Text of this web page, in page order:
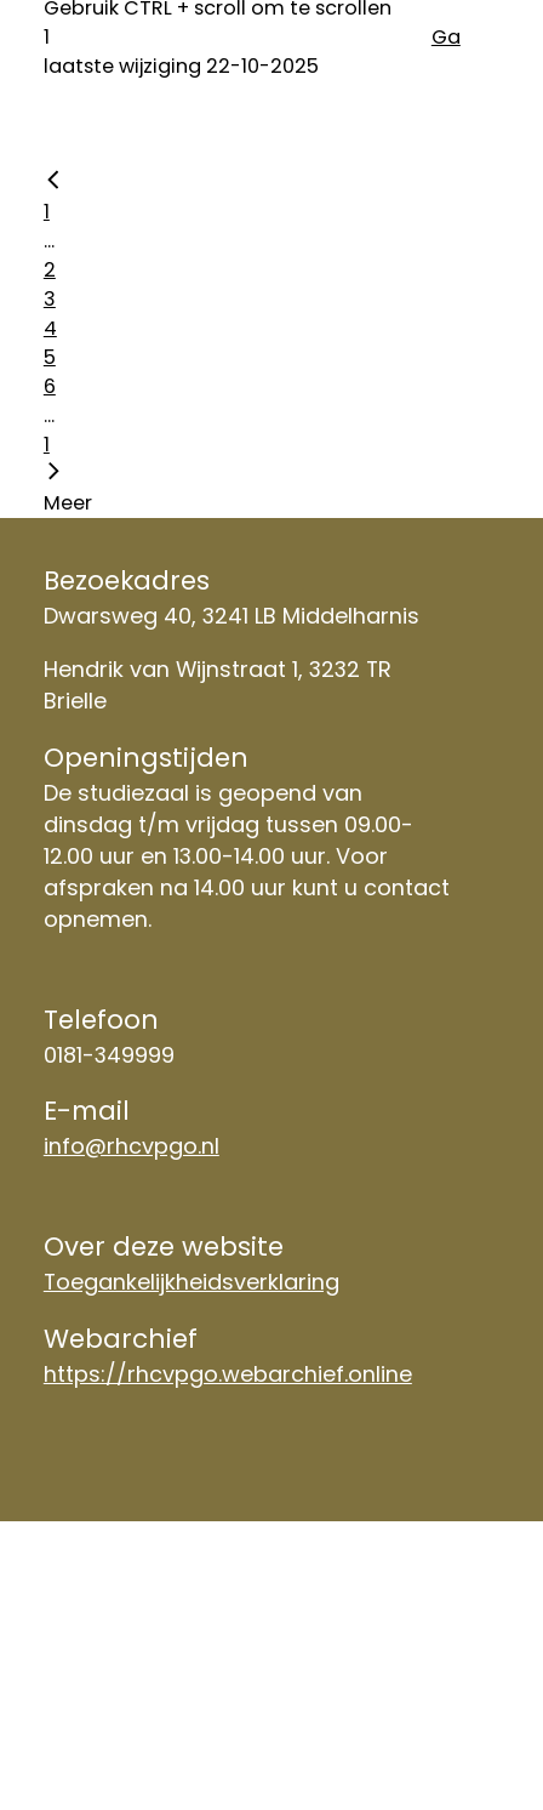
Gebruik CTRL + scroll om te scrollen
Ga
laatste wijziging 22-10-2025
1
...
2
3
4
5
6
...
1
Meer
Bezoekadres
Dwarsweg 40, 3241 LB Middelharnis
Hendrik van Wijnstraat 1, 3232 TR
Brielle
Openingstijden
De studiezaal is geopend van
dinsdag t/m vrijdag tussen 09.00-
12.00 uur en 13.00-14.00 uur. Voor
afspraken na 14.00 uur kunt u contact
opnemen.
Telefoon
0181-349999
E-mail
info@rhcvpgo.nl
Over deze website
Toegankelijkheidsverklaring
Webarchief
https://rhcvpgo.webarchief.online